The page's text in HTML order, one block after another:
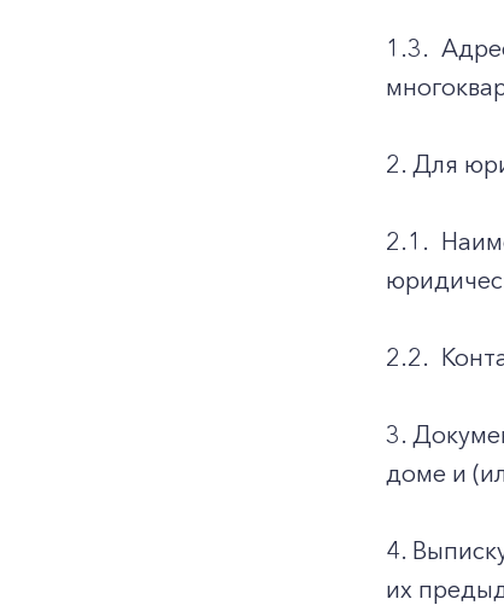
1.3.
2. Для
2.1.
2.2.
3.
доме и
4.
их